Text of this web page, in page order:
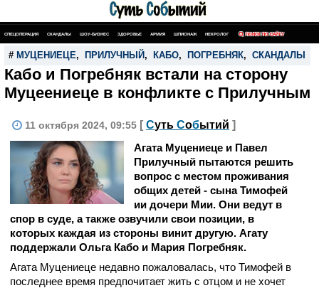
СПЕЦОПЕРАЦИЯ СКАНДАЛЫ ШОУ-БИЗНЕС ЗДОРОВЬЕ АРМИЯ ШПИОНАЖ НЕКРОЛОГ ПОИСК ПО САЙТУ
# МУЦЕНИЕЦЕ, ПРИЛУЧНЫЙ , КАБО, ПОГРЕБНЯК, СКАНДАЛЫ
Кабо и Погребняк встали на сторону
Муцеениеце в конфликте с Прилучным
11 октября 2024, 09:55 [ Суть Событий ]
Агата Муцениеце и Павел
Прилучный пытаются решить
вопрос с местом проживания
общих детей - сына Тимофей
ии дочери Мии. Они ведут в
спор в суде, а также озвучили свои позиции, в
которых каждая из стороны винит другую. Агату
поддержали Ольга Кабо и Мария Погребняк.
Агата Муцениеце недавно пожаловалась, что Тимофей в
последнее время предпочитает жить с отцом и не хочет